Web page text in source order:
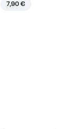
7,90 €